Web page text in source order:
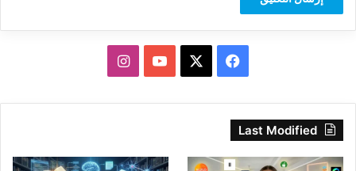
فيسبوك ‫YouTubeانستقرام
Last Modified